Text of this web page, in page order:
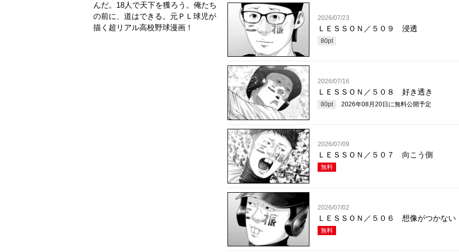
んだ。18人で天下を獲ろう。俺たち
の前に、道はできる。元ＰＬ球児が
描く超リアル高校野球漫画！
2026/07/23
ＬＥＳＳＯＮ／５０９ 浸透
80pt
2026/07/16
ＬＥＳＳＯＮ／５０８ 好き透き
80pt 2026年08月20日 に無料公開予定
2026/07/09
ＬＥＳＳＯＮ／５０７ 向こう側
無料
2026/07/02
ＬＥＳＳＯＮ／５０６ 想像がつかない
無料